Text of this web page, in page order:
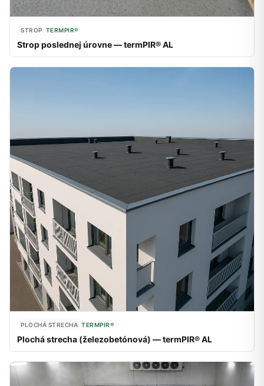
STROP TERMPIR®
Strop poslednej úrovne — termPIR® AL
PLOCHÁ STRECHA TERMPIR®
Plochá strecha (železobetónová) — termPIR® AL